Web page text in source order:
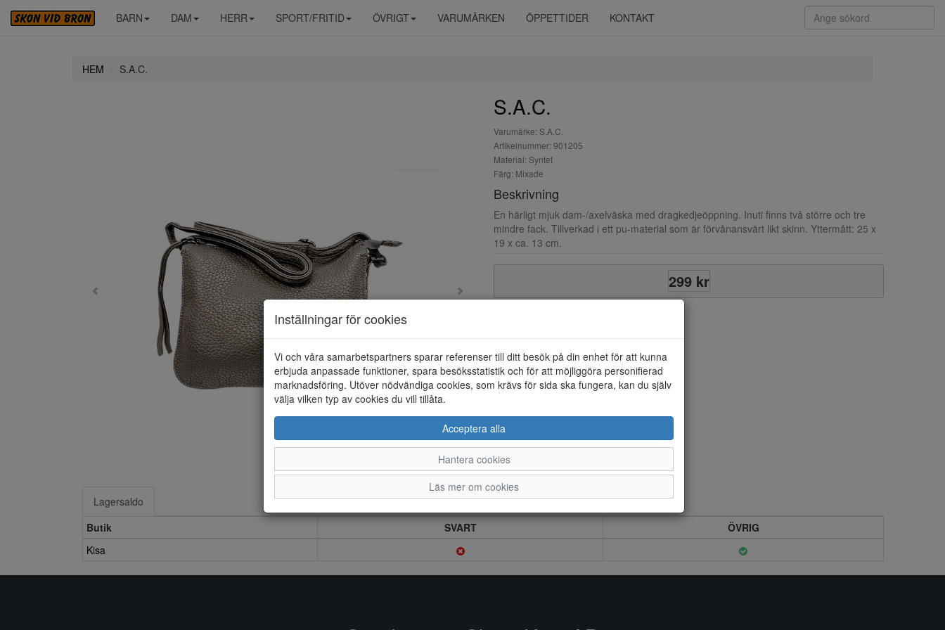
BARN DAM HERR SPORT/FRITID ÖVRIGT VARUMÄRKEN ÖPPETTIDER KONTAKT
HEM S.A.C.
S.A.C.
Varumärke: S.A.C.
Artikelnummer: 901205
Material: Syntet
Färg: Mixade
Beskrivning
En härligt mjuk dam-/axelväska med dragkedjeöppning. Inuti finns två större och tre
mindre fack. Tillverkad i ett pu-material som är förvånansvärt likt skinn. Yttermått: 25 x
19 x ca. 13 cm.
299 kr
Lagersaldo
Butik
SVART
ÖVRIG
Kisa
Inställningar för cookies
Vi och våra samarbetspartners sparar referenser till ditt besök på din enhet för att kunna
erbjuda anpassade funktioner, spara besöksstatistik och för att möjliggöra personifierad
marknadsföring. Utöver nödvändiga cookies, som krävs för sida ska fungera, kan du själv
välja vilken typ av cookies du vill tillåta.
Acceptera alla
Hantera cookies
Läs mer om cookies